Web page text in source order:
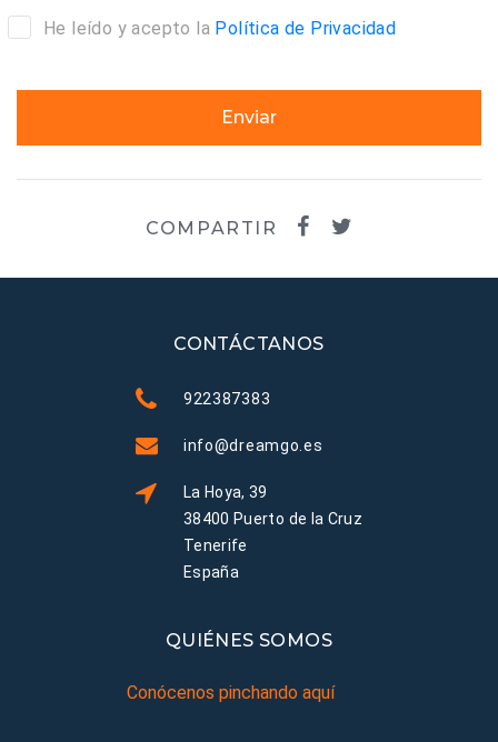
He leído y acepto la Política de Privacidad
Enviar
COMPARTIR
CONTÁCTANOS
922387383
info@dreamgo.es
La Hoya, 39
38400 Puerto de la Cruz
Tenerife
España
QUIÉNES SOMOS
Conócenos pinchando aquí